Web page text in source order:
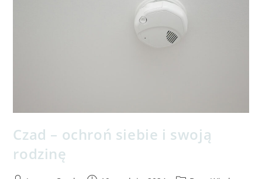
Czad – ochroń siebie i swoją
rodzinę